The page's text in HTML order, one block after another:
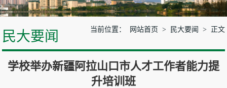
民大要闻 当前位置： 网站首页 > 民大要闻 > 正文
学校举办新疆阿拉山口市人才工作者能力提
升培训班